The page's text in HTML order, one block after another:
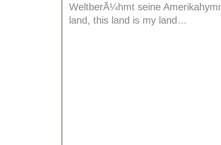
WeltberÃ¼hmt seine
land, this land is my land…